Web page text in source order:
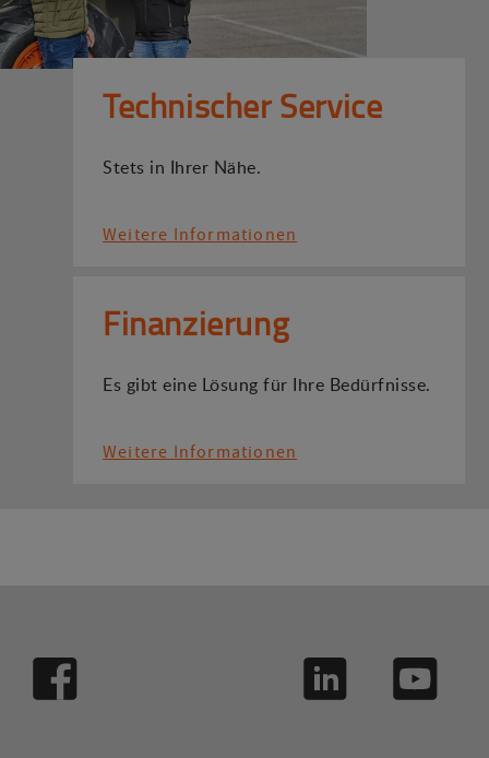
Technischer Service
Stets in Ihrer Nähe.
Weitere Informationen
Finanzierung
Es gibt eine Lösung für Ihre Bedürfnisse.
Weitere Informationen